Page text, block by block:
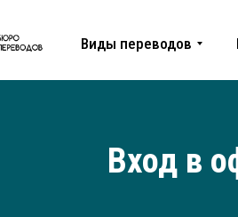
Виды переводов
Вход в